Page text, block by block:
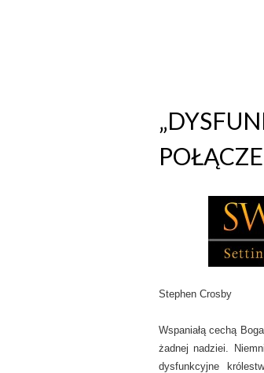
Stephen Crosby
Wspaniałą cechą
żadnej nadziei.
dysfunkcyjne